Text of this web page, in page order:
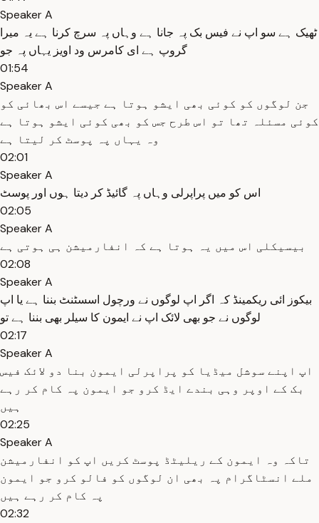
Speaker A
ٹھیک ہے سو اپ نے فیس بک پہ جانا ہے وہاں پہ سرچ کرنا ہے یہ میرا
گروپ ہے ای کامرس ود اویز یہاں پہ جو
01:54
Speaker A
جن لوگوں کو کوئی بھی ایشو ہوتا ہے جیسے اس بھائی کو
کوئی مسئلہ تھا تو اس طرح جس کو بھی کوئی ایشو ہوتا ہے
وہ یہاں پہ پوسٹ کر لیتا ہے
02:01
Speaker A
اس کو میں پراپرلی وہاں پہ گائیڈ کر دیتا ہوں اور پوسٹ
02:05
Speaker A
بیسیکلی اس میں یہ ہوتا ہے کہ انفارمیشن ہی ہوتی ہے
02:08
Speaker A
بیکوز ائی ریکمینڈ کہ اگر اپ لوگوں نے ورچول اسسٹنٹ بننا ہے یا اپ
لوگوں نے جو بھی لائک اپ نے ایمون کا سیلر بھی بننا ہے تو
02:17
Speaker A
اپ اپنے سوشل میڈیا کو پراپرلی ایمون بنا دو لائک فیس
بک کے اوپر وہی بندے ایڈ کرو جو ایمون پہ کام کر رہے
ہیں
02:25
Speaker A
تاکہ وہ ایمون کے ریلیٹڈ پوسٹ کریں اپ کو انفارمیشن
ملے انسٹاگرام پہ بھی ان لوگوں کو فالو کرو جو ایمون
پہ کام کر رہے ہیں
02:32